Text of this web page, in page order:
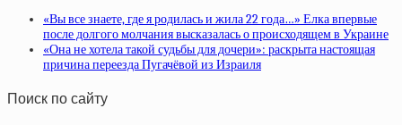
«Вы все знаете, где я родилась и жила 22 года…» Елка впервые
после долгого молчания высказалась о происходящем в Украине
«Она не хотела такой судьбы для дочери»: раскрыта настоящая
причина переезда Пугачёвой из Израиля
Поиск по сайту